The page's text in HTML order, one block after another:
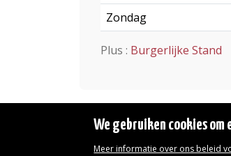
Zondag
Plus : Burgerlijke Stand
We gebruiken cookies
Meer informatie over ons beleid